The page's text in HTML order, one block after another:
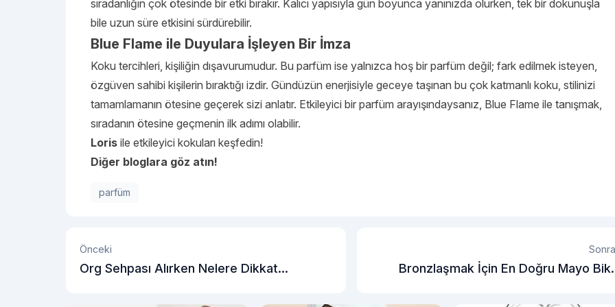
sıradanlığın çok ötesinde bir etki bırakır. Kalıcı yapısıyla gün boyunca yanınızda olurken, tek bir dokunuşla
bile uzun süre etkisini sürdürebilir.
Blue Flame ile Duyulara İşleyen Bir İmza
Koku tercihleri, kişiliğin dışavurumudur. Bu parfüm ise yalnızca hoş bir parfüm değil; fark edilmek isteyen,
özgüven sahibi kişilerin bıraktığı izdir. Gündüzün enerjisiyle geceye taşınan bu çok katmanlı koku, stilinizi
tamamlamanın ötesine geçerek sizi anlatır. Etkileyici bir parfüm arayışındaysanız, Blue Flame ile tanışmak,
sıradanın ötesine geçmenin ilk adımı olabilir.
Loris ile etkileyici kokuları keşfedin!
Diğer bloglara göz atın!
parfüm
Önceki
Org Sehpası Alırken Nelere Dikkat
Bronzlaşmak İçin En Doğru Mayo